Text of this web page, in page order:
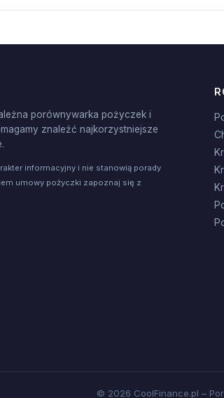
porównywarka pożyczek i
znaleźć najkorzystniejsze
informacyjny i nie stanowią porady
umowy pożyczki zapoznaj się z
© 2026 CoolFinance.pl –